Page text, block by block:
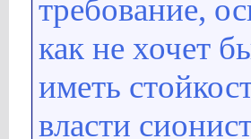
требование,
как не хочет
иметь
власти